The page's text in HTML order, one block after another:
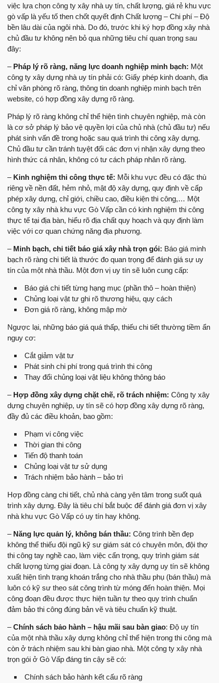
việc lựa chọn công ty xây nhà uy tín, chất lượng, giá rẻ khu vực
gò vấp là yếu tố then chốt quyết định Chất lượng – Chi phí – Độ
bền lâu dài của ngôi nhà. Do đó, trước khi ký hợp đồng xây nhà
chủ đầu tư không nên bỏ qua những tiêu chí quan trọng sau
đây:
– Pháp lý rõ ràng, năng lực doanh nghiệp minh bạch: Một
công ty xây dựng nhà uy tín phải có: Giấy phép kinh doanh, địa
chỉ văn phòng rõ ràng, thông tin doanh nghiệp minh bạch trên
website, có hợp đồng xây dựng rõ ràng.
Pháp lý rõ ràng không chỉ thể hiện tình chuyên nghiệp, mà còn
là cơ sở pháp lý bảo vệ quyền lợi của chủ nhà (chủ đầu tư) nếu
phát sinh vấn đề trong hoặc sau quá trình thi công xây dựng.
Chủ đầu tư cần tránh tuyệt đối các đơn vị nhận xây dựng theo
hình thức cá nhân, không có tư cách pháp nhân rõ ràng.
– Kinh nghiệm thi công thực tế: Mỗi khu vực đều có đặc thù
riêng về nền đất, hẻm nhỏ, mật độ xây dựng, quy định về cấp
phép xây dựng, chỉ giới, chiều cao, điều kiện thi công,… Một
công ty xây nhà khu vực Gò Vấp cần có kinh nghiệm thi công
thực tế tại địa bàn, hiểu rõ địa chất quy hoạch và quy định làm
việc với cơ quan chứng năng địa phương.
– Minh bạch, chi tiết báo giá xây nhà trọn gói: Báo giá minh
bạch rõ ràng chi tiết là thước đo quan trọng để đánh giá sự uy
tín của một nhà thầu. Một đơn vị uy tín sẽ luôn cung cấp:
Báo giá chi tiết từng hạng mục (phần thô – hoàn thiện)
Chủng loại vật tư ghi rõ thương hiệu, quy cách
Đơn giá rõ ràng, không mập mờ
Ngược lại, những báo giá quá thấp, thiếu chi tiết thường tiềm ẩn
nguy cơ:
Cắt giảm vật tư
Phát sinh chi phí trong quá trình thi công
Thay đổi chủng loại vật liệu không thông báo
– Hợp đồng xây dựng chặt chẽ, rõ trách nhiệm: Công ty xây
dựng chuyên nghiệp, uy tín sẽ có hợp đồng xây dựng rõ ràng,
đầy đủ các điều khoản, bao gồm:
Phạm vi công việc
Thời gian thi công
Tiến độ thanh toán
Chủng loại vật tư sử dụng
Trách nhiệm bảo hành – bảo trì
Hợp đồng càng chi tiết, chủ nhà càng yên tâm trong suốt quá
trình xây dựng. Đây là tiêu chí bắt buộc để đánh giá đơn vị xây
nhà khu vực Gò Vấp có uy tín hay không.
– Năng lực quản lý, không bán thầu: Công trình bền đẹp
không thể thiếu đội ngũ kỹ sư giám sát có chuyên môn, đội thợ
thi công tay nghề cao, làm việc cẩn trọng, quy trình giám sát
chất lượng từng giai đoạn. Là công ty xây dựng uy tín sẽ không
xuất hiện tình trạng khoán trắng cho nhà thầu phụ (bán thầu) mà
luôn có kỹ sư theo sát công trình từ móng đến hoàn thiện. Mọi
công đoạn đều được thực hiện tuần tự theo quy trình chuẩn
đảm bảo thi công đúng bản vẽ và tiêu chuẩn kỹ thuật.
–Chính sách bảo hành – hậu mãi sau bàn giao: Độ uy tín
của một nhà thầu xây dựng không chỉ thể hiện trong thi công mà
còn ở trách nhiệm sau khi bàn giao nhà. Một công ty xây nhà
trọn gói ở Gò Vấp đáng tin cậy sẽ có:
Chính sách bảo hành kết cấu rõ ràng